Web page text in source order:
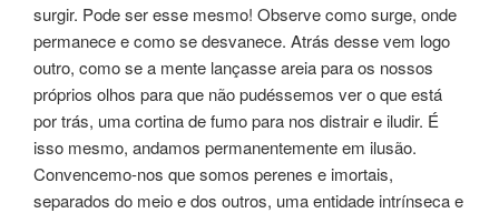
surgir. Pode ser esse mesmo! Observe como surge, onde
permanece e como se desvanece. Atrás desse vem logo
outro, como se a mente lançasse areia para os nossos
próprios olhos para que não pudéssemos ver o que está
por trás, uma cortina de fumo para nos distrair e iludir. É
isso mesmo, andamos permanentemente em ilusão.
Convencemo-nos que somos perenes e imortais,
separados do meio e dos outros, uma entidade intrínseca e